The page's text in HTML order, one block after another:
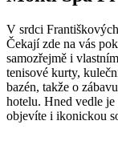
V srdci
Čekají zde na vás
samozřejmě i
tenisové kurty,
bazén, takže o
hotelu. Hned vedle
objevíte i ikonickou